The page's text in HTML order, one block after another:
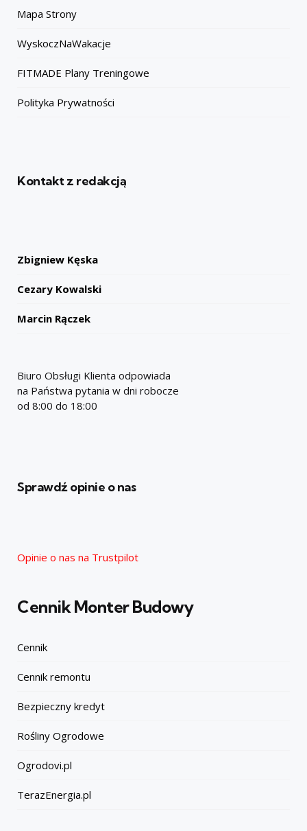
Mapa Strony
WyskoczNaWakacje
FITMADE Plany Treningowe
Polityka Prywatności
Kontakt z redakcją
Zbigniew Kęska
Cezary Kowalski
Marcin Rączek
Biuro Obsługi Klienta odpowiada
na Państwa pytania w dni robocze
od 8:00 do 18:00
Sprawdź opinie o nas
Opinie o nas na Trustpilot
Cennik Monter Budowy
Cennik
Cennik remontu
Bezpieczny kredyt
Rośliny Ogrodowe
Ogrodovi.pl
TerazEnergia.pl